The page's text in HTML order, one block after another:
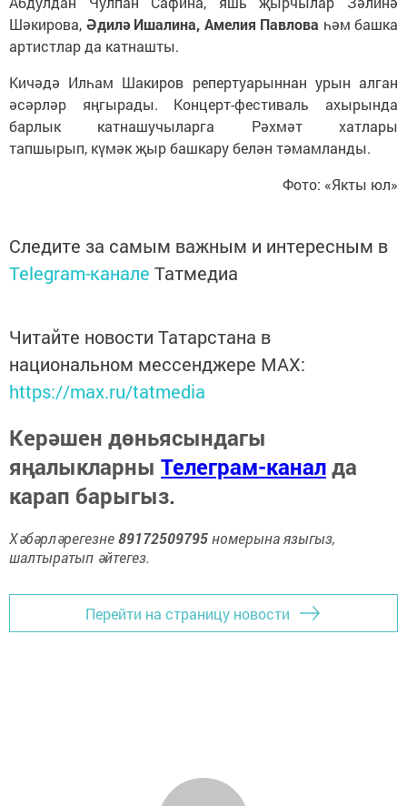
Шәкирова, Әдилә Ишалина, Амелия Павлова һәм башка
артистлар да катнашты.
Кичәдә Илһам Шакиров репертуарыннан урын алган
әсәрләр яңгырады. Концерт-фестиваль ахырында
барлык катнашучыларга Рәхмәт хатлары
тапшырып, күмәк җыр башкару белән тәмамланды.
Фото: «Якты юл»
Следите за самым важным и интересным в
Telegram-канале Татмедиа
Читайте новости Татарстана в
национальном мессенджере MАХ:
https://max.ru/tatmedia
Керәшен дөньясындагы
яңалыкларны Телеграм-каналда
карап барыгыз.
Хәбәрләрегезне89172509795номерына языгыз,
шалтыратып әйтегез.
Перейти на страницу новости